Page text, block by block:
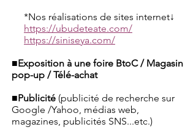
*Nos réalisations de sites internet↓
https://ubudeteate.com/
https://siniseya.com/
■Exposition à une foire BtoC / Magasin
pop-up / Télé-achat
■Publicité (publicité de recherche sur
Google /Yahoo, médias web,
magazines, publicités SNS...etc.)